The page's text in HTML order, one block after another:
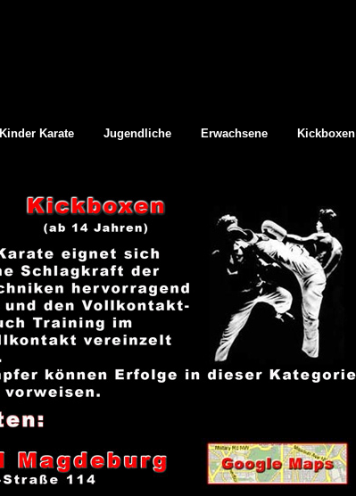
Kinder Karate Jugendliche Erwachsene Kickboxen